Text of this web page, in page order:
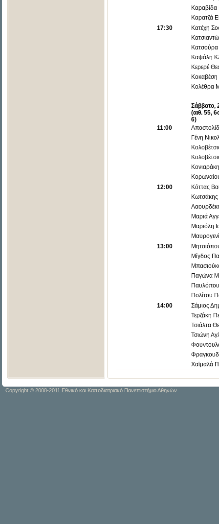
Καραβίδα
Καρατζά
17:30
Κατέχη
Κατσούρα
Καψάλη
Κερερέ
Κοκαβέση
Κολέθρα
(αιθ. 55,
6)
11:00
Γένη
12:00
Κόττας
Μαριά
Μαριόλη
13:00
Μίγδος
Παγώνα
Πολίτου
14:00
Σάμιος
Τερζάκη
Τσιάλτα
Τσιώνη
Χαϊμαλά
Copyright © 2008-2011 Εθνικό και Καποδιστριακό Πανεπιστήμιο Αθηνών